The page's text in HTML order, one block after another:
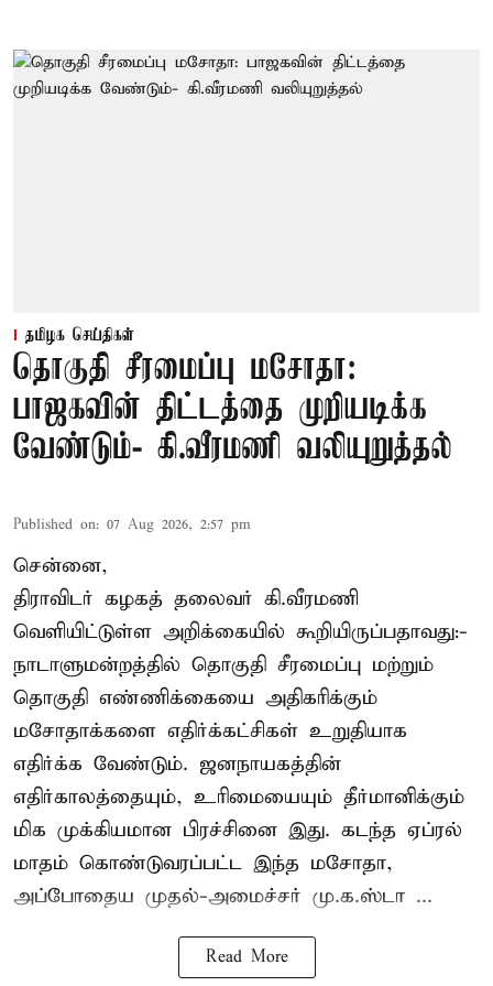
தமிழக செய்திகள்
தொகுதி சீரமைப்பு மசோதா:
பாஜகவின் திட்டத்தை முறியடிக்க
வேண்டும்- கி.வீரமணி வலியுறுத்தல்
Published on: 07 Aug 2026, 2:57 pm
சென்னை,
திராவிடர் கழகத் தலைவர் கி.வீரமணி
வெளியிட்டுள்ள அறிக்கையில் கூறியிருப்பதாவது:-
நாடாளுமன்றத்தில் தொகுதி சீரமைப்பு மற்றும்
தொகுதி எண்ணிக்கையை அதிகரிக்கும்
மசோதாக்களை எதிர்க்கட்சிகள் உறுதியாக
எதிர்க்க வேண்டும். ஜனநாயகத்தின்
எதிர்காலத்தையும், உரிமையையும் தீர்மானிக்கும்
மிக முக்கியமான பிரச்சினை இது. கடந்த ஏப்ரல்
மாதம் கொண்டுவரப்பட்ட இந்த மசோதா,
அப்போதைய முதல்-அமைச்சர் மு.க.ஸ்டா ...
Read More